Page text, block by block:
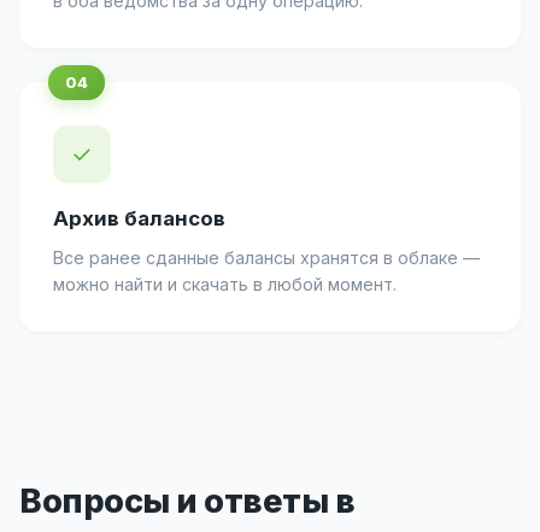
✓
Архив балансов
Все ранее сданные балансы хранятся в облаке —
можно найти и скачать в любой момент.
Вопросы и ответы в